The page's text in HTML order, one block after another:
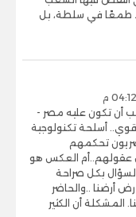
طمعًا في سلطة، بل
أن تكون عليه مصر -
أسلحة تكنولوجية
تحكمهم
عقولهم..أم العكس هو
بكل صراحة
أرضنا ..والحاضر
المشكلة أن الكثير